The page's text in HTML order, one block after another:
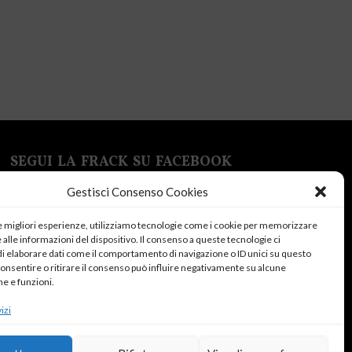
Gestisci Consenso Cookies
migliori esperienze, utilizziamo tecnologie come i cookie per memorizzare
alle informazioni del dispositivo. Il consenso a queste tecnologie ci
elaborare dati come il comportamento di navigazione o ID unici su questo
o ritirare il consenso può influire negativamente su alcune
e funzioni.
SEGUI LA FRACK SU FACEBOOK
Fai clic su "Accetto" per abilitare Facebook